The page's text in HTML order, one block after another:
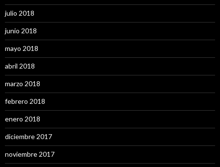
julio 2018
junio 2018
mayo 2018
abril 2018
marzo 2018
febrero 2018
enero 2018
diciembre 2017
noviembre 2017